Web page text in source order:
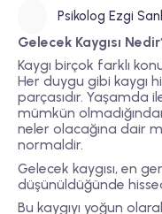
Psikolog Ezgi
Gelecek Kaygısı
Kaygı birçok farklı
Her duygu gibi kaygı
parçasıdır. Yaşamda
mümkün
neler olacağına dair
normaldir.
Gelecek kaygısı, en
düşünüldüğünde
Bu kaygıyı yoğun